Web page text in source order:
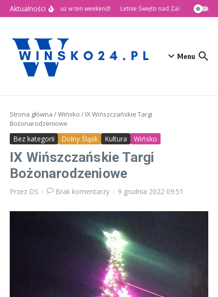
Przejdź do treści
Aktualności
🎉 Dni Wińska 2026 już w ten weekend! Letnie Święto nad Zalewem Słup
Menu
Strona główna /Wińsko / IX Wińszczańskie Targi
Bożonarodzeniowe
Bez kategorii Dolny Śląsk Kultura Wińsko
IX Wińszczańskie Targi
Bożonarodzeniowe
Przez DS Brak komentarzy 9 grudnia 2022 09:51